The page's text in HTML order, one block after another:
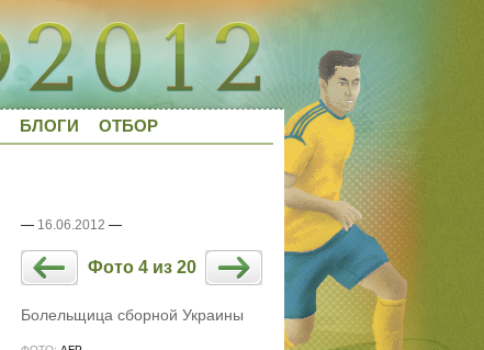
БЛОГИ ОТБОР
— 16.06.2012 —
Фото 4 из 20
Болельщица сборной Украины